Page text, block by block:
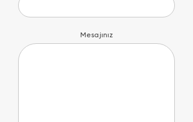
Mesajınız